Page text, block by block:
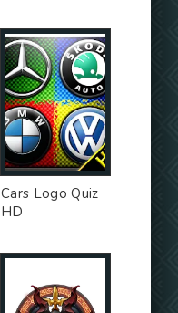
Cars Logo Quiz
HD